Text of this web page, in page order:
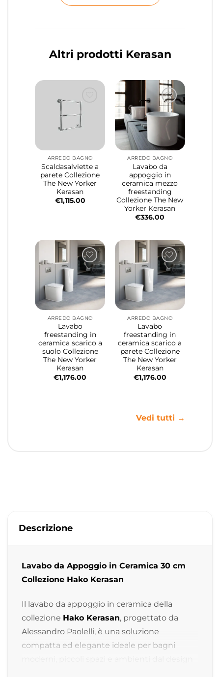
Altri prodotti Kerasan
ARREDO BAGNO
Scaldasalviette a
parete Collezione
The New Yorker
Kerasan
€1,115.00
ARREDO BAGNO
Lavabo da
appoggio in
ceramica mezzo
freestanding
Collezione The New
Yorker Kerasan
€336.00
ARREDO BAGNO
Lavabo
freestanding in
ceramica scarico a
suolo Collezione
The New Yorker
Kerasan
€1,176.00
ARREDO BAGNO
Lavabo
freestanding in
ceramica scarico a
parete Collezione
The New Yorker
Kerasan
€1,176.00
Vedi tutti →
Descrizione
Lavabo da Appoggio in Ceramica 30 cm
Collezione Hako Kerasan
Il lavabo da appoggio in ceramica della
collezione Hako Kerasan, progettato da
Alessandro Paolelli, è una soluzione
compatta ed elegante ideale per bagni